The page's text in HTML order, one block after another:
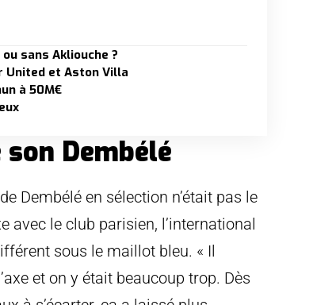
sans Akliouche ?
United et Aston Villa
à 50M€
Dembélé
Dembélé en sélection n’était pas le
avec le club parisien, l’international
sous le maillot bleu. « Il
et on y était beaucoup trop. Dès